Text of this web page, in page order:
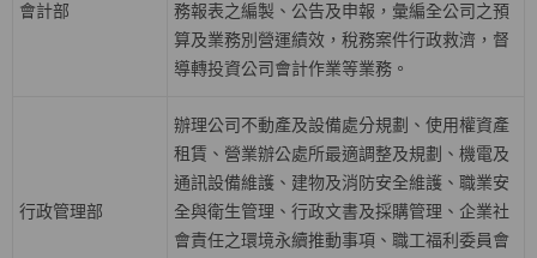
會計部
務報表之編製、公告及申報，彙編全公司之預
算及業務別營運績效，稅務案件行政救濟，督
導轉投資公司會計作業等業務。
行政管理部
辦理公司不動產及設備處分規劃、使用權資產
租賃、營業辦公處所最適調整及規劃、機電及
通訊設備維護、建物及消防安全維護、職業安
全與衛生管理、行政文書及採購管理、企業社
會責任之環境永續推動事項、職工福利委員會